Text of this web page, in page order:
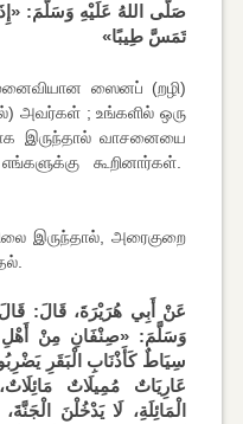
صَلَّى اللهُ عَلَيْهِ وَسَلَّمَ:
تَمَسَّ طِيبًا»
ஸைனப் (றழி)
அவர்கள் ; உங்களில் ஒரு
இருந்தால் வாசனையை
கூறினார்கள்.
இருந்தால், அரைகுறை
عَنْ أَبِي هُرَيْرَةَ، قَالَ:
وَسَلَّمَ: «صِنْفَانِ مِنْ أَهْلِ
سِيَاطٌ كَأَذْنَابِ الْبَقَرِ
عَارِيَاتٌ مُمِيلَاتٌ
الْمَائِلَةِ، لَا يَدْخُلْنَ